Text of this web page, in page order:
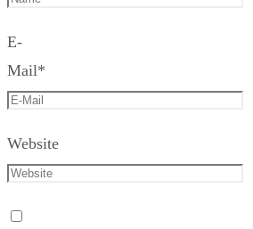
E-
Mail*
Website